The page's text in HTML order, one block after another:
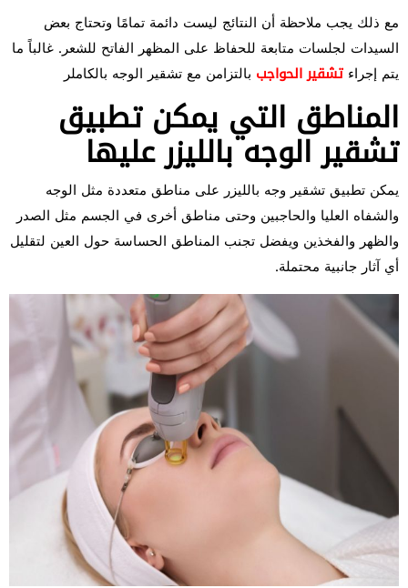
مع ذلك يجب ملاحظة أن النتائج ليست دائمة تمامًا وتحتاج بعض
السيدات لجلسات متابعة للحفاظ على المظهر الفاتح للشعر. غالباً ما
يتم إجراء تشقير الحواجب بالتزامن مع تشقير الوجه بالكاملر
المناطق التي يمكن تطبيق
تشقير الوجه بالليزر عليها
يمكن تطبيق تشقير وجه بالليزر على مناطق متعددة مثل الوجه
والشفاه العليا والحاجبين وحتى مناطق أخرى في الجسم مثل الصدر
والظهر والفخذين ويفضل تجنب المناطق الحساسة حول العين لتقليل
أي آثار جانبية محتملة.